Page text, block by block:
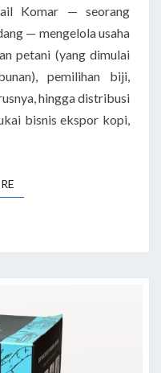
Komar — seorang
— mengelola usaha
petani (yang dimulai
pemilihan biji,
hingga distribusi
bisnis ekspor kopi,
READ MORE